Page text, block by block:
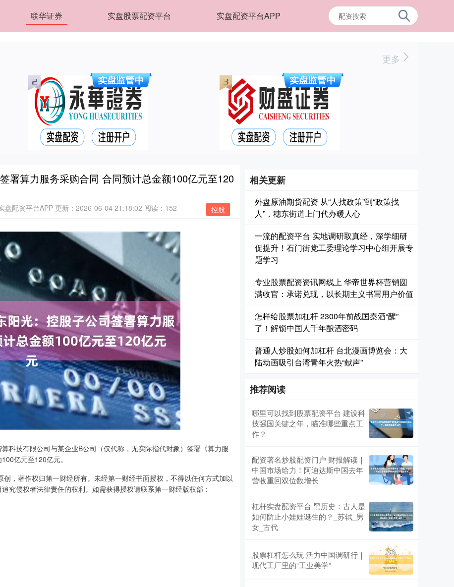
联华证券 实盘股票配资平台 实盘配资平台APP
更多
署算力服务采购合同 合同预计总金额100亿元至120
控股
盘配资平台APP 更新：2026-06-04 21:18:02 阅读：152
科技有限公司与某企业B公司（仅代称，无实际指代对象）签署《算力服
亿元至120亿元。
，著作权归第一财经所有。未经第一财经书面授权，不得以任何方式加以
究侵权者法律责任的权利。如需获得授权请联系第一财经版权部：
相关更新
外盘原油期货配资 从“人找政策”到“政策找
人”，穗东街道上门代办暖人心
一流的配资平台 实地调研取真经，深学细研
促提升！石门街党工委理论学习中心组开展专
题学习
专业股票配资资讯网线上 华帝世界杯营销圆
满收官：承诺兑现，以长期主义书写用户价值
怎样给股票加杠杆 2300年前战国秦酒“醒”
了！解锁中国人千年酿酒密码
普通人炒股如何加杠杆 台北漫画博览会：大
陆动画吸引台湾青年火热“献声”
推荐阅读
哪里可以找到股票配资平台 建设科
技强国关键之年，瞄准哪些重点工
作？
配资著名炒股配资门户 财报解读｜
中国市场给力！阿迪达斯中国去年
营收重回双位数增长
杠杆实盘配资平台 黑历史：古人是
如何防止小娃娃诞生的？_苏轼_男
女_古代
股票杠杆怎么玩 活力中国调研行｜
现代工厂里的“工业美学”